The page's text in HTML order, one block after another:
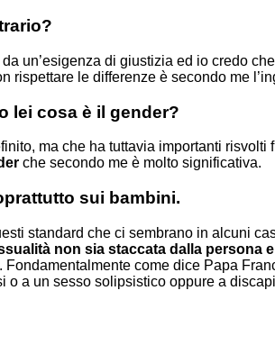
un’esigenza di giustizia ed io credo che
le differenze è secondo me
lei cosa è il gender?
ma che ha tuttavia importanti
che secondo me è molto significativa.
sui bambini.
standard che ci sembrano in alcuni
non sia staccata dalla persona
come dice Papa
a un sesso solipsistico oppure a